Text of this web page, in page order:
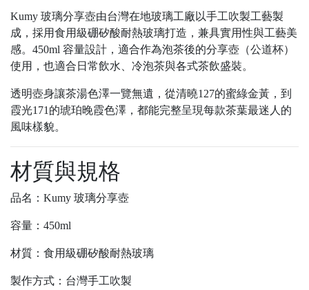
Kumy 玻璃分享壺由台灣在地玻璃工廠以手工吹製工藝製
成，採用食用級硼矽酸耐熱玻璃打造，兼具實用性與工藝美
感。450ml 容量設計，適合作為泡茶後的分享壺（公道杯）
使用，也適合日常飲水、冷泡茶與各式茶飲盛裝。
透明壺身讓茶湯色澤一覽無遺，從清曉127的蜜綠金黃，到
霞光171的琥珀晚霞色澤，都能完整呈現每款茶葉最迷人的
風味樣貌。
材質與規格
品名：Kumy 玻璃分享壺
容量：450ml
材質：食用級硼矽酸耐熱玻璃
製作方式：台灣手工吹製